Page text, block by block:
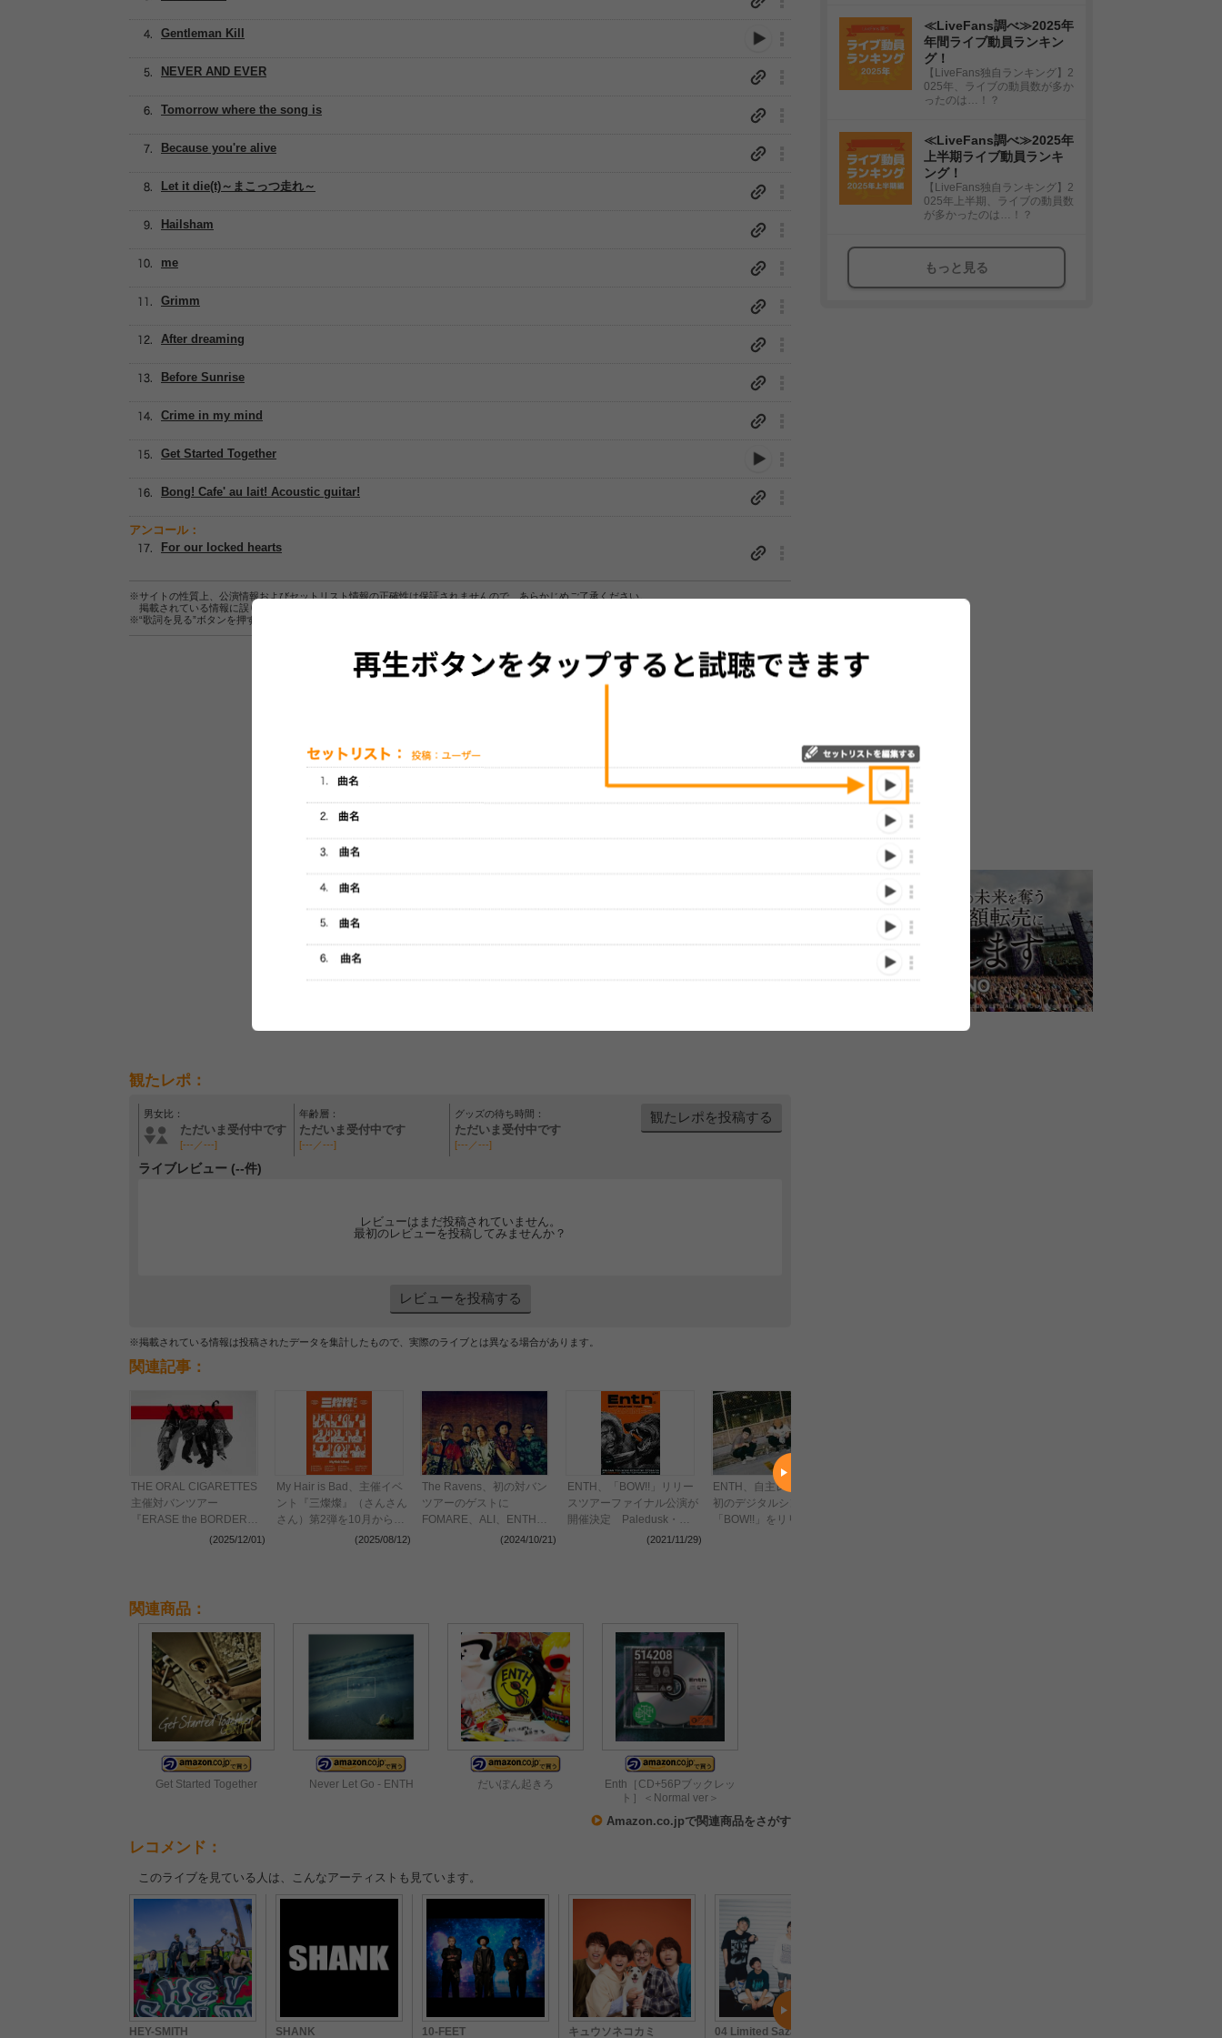
Tomorrow where the song is
Hailsham
Gentleman Kill
NEVER AND EVER
Because you're alive
Let it die(t)～まこっつ走れ～
me
Grimm
After dreaming
Before Sunrise
Crime in my mind
Get Started Together
Bong! Cafe' au lait! Acoustic guitar!
アンコール：
For our locked hearts
※サイトの性質上、公演情報およびセットリスト情報の正確性は保証されませんので、あらかじめご了承ください。
掲載されている情報に誤りがある場合は、
※“歌詞を見る”ボタンを押すと、株式会社ページワンが運営する歌詞サイト「
セットリストをプレイリストにして保存する
観たレポ：
男女比：
ただいま受付中です
[---／---]
年齢層：
ただいま受付中です
[---／---]
グッズの待ち時間：
ただいま受付中です
[---／---]
観たレポを投稿する
ライブレビュー (--件)
レビューはまだ投稿されていません。
最初のレビューを投稿してみませんか？
レビューを投稿する
※掲載されている情報は投稿されたデータを集計したもので、実際のライブとは異なる場合があります。
関連記事：
THE ORAL CIGARETTES
主催対バンツアー
『ERASE the BORDER
TOUR 2026』全出演者を
(2025/12/01)
My Hair is Bad、主催イベ
ント『三燦燦』（さんさん
さん）第2弾を10月から開
催 ENTH、PEDRO、
(2025/08/12)
The Ravens、初の対バン
ツアーのゲストに
FOMARE、ALI、ENTHが
(2024/10/21)
ENTH、「BOW!!」リリー
スツアーファイナル公演が
開催決定 Paledusk・
(2021/11/29)
ENTH、自主レーベルより
初のデジタルシングル
「BOW!!」をリリース ツ
関連商品：
Get Started Together Never Let Go - ENTH だいぽん起きろ
Enth［CD+56Pブックレッ
ト］＜Normal ver＞
Amazon.co.jpで関連商品をさがす
レコメンド：
このライブを見ている人は、こんなアーティストも見ています。
HEY-SMITH SHANK 10-FEET キュウソネコカミ 04 Limited Sazabys
≪LiveFans調べ≫2025年
年間ライブ動員ランキン
グ！
【LiveFans独自ランキング】2
025年、ライブの動員数が多か
ったのは…！？
≪LiveFans調べ≫2025年
上半期ライブ動員ランキ
ング！
【LiveFans独自ランキング】2
025年上半期、ライブの動員数
が多かったのは…！？
もっと見る